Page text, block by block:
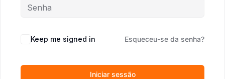
Keep me signed in Esqueceu-se da senha?
Iniciar sessão